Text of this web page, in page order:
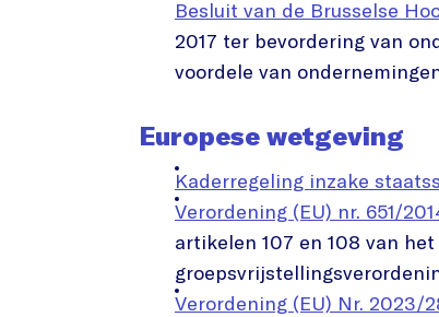
Besluit van de Brusselse
2017 ter bevordering van
voordele van
Europese wetgeving
Kaderregeling inzake
Verordening (EU) nr. 651/
artikelen 107 en 108 van
Verordening (EU) Nr. 2023/